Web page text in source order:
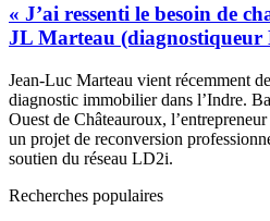
« J’ai ressenti le besoin de
JL Marteau (diagnostiqueur
Jean-Luc Marteau vient récemment
diagnostic immobilier dans l’Indre.
Ouest de Châteauroux,
un projet de reconversion
soutien du réseau LD2i.
Recherches populaires